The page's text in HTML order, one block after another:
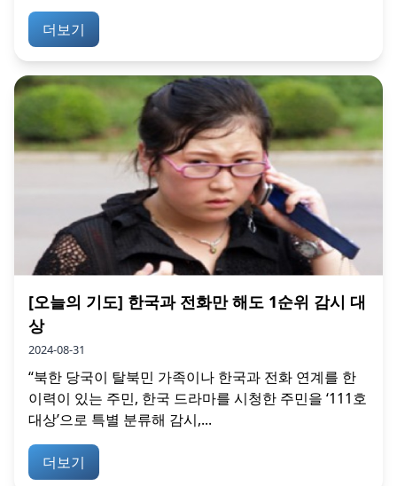
더보기
[오늘의 기도] 한국과 전화만 해도 1순위 감시 대
상
2024-08-31
“북한 당국이 탈북민 가족이나 한국과 전화 연계를 한
이력이 있는 주민, 한국 드라마를 시청한 주민을 ‘111호
대상’으로 특별 분류해 감시,...
더보기